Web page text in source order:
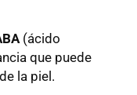
(ácido
que puede
la piel.